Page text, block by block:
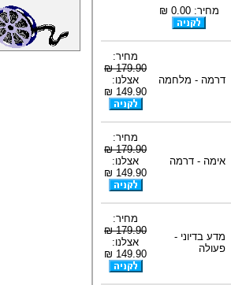
מחיר: 0.00 ₪
דרמה - מלחמה
מחיר:
179.90 ₪
אצלנו:
149.90 ₪
אימה - דרמה
מחיר:
179.90 ₪
אצלנו:
149.90 ₪
מדע בדיוני -
פעולה
מחיר:
179.90 ₪
אצלנו:
149.90 ₪